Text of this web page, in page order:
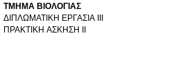
ΤΜΗΜΑ ΒΙΟΛΟΓΙΑΣ
ΔΙΠΛΩΜΑΤΙΚΗ ΕΡΓΑΣΙΑ ΙΙΙ
ΠΡΑΚΤΙΚΗ ΑΣΚΗΣΗ ΙΙ